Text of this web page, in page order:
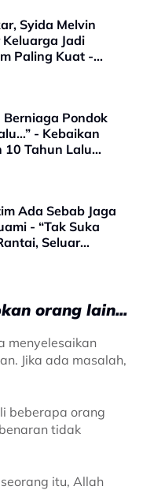
Syida Melvin
Jadi
Paling Kuat -
Ada Kekuatan
Berniaga Pondok
- Kebaikan
10 Tahun Lalu
Ada Sebab Jaga
- “Tak Suka
Seluar
Ketiak…”
orang lain...
menyelesaikan
Jika ada masalah,
beberapa orang
tidak
itu, Allah